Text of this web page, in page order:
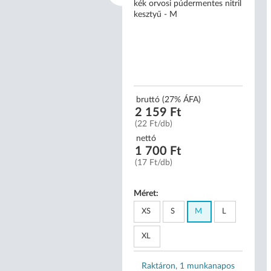
kék orvosi púdermentes nitril
kesztyű - M
bruttó (27% ÁFA)
2 159 Ft
(22 Ft/db)
nettó
1 700 Ft
(17 Ft/db)
Méret:
XS S M L
XL
Raktáron, 1 munkanapos